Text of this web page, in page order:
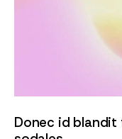
Donec id blandit